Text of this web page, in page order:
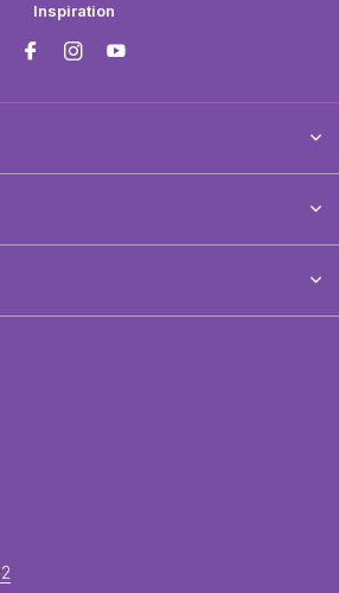
Inspiration